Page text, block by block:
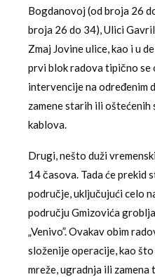
Bogdanovoj (od broja 26
broja 26 do 34), Ulici
Zmaj Jovine ulice, kao i u
prvi blok radova tipično se
intervencije na određenim
zamene starih ili
kablova.
Drugi, nešto duži
14 časova. Tada će
područje, uključujući celo
području Gmizovića
„Venivo”. Ovakav obim
složenije operacije, kao
mreže, ugradnja ili